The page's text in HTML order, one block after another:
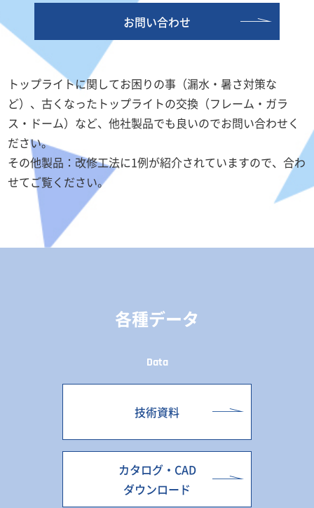
お問い合わせ
トップライトに関してお困りの事（漏水・暑さ対策な
ど）、古くなったトップライトの交換（フレーム・ガラ
ス・ドーム）など、他社製品でも良いのでお問い合わせく
ださい。
その他製品：改修工法に1例が紹介されていますので、合わ
せてご覧ください。
各種データ
Data
技術資料
カタログ・CAD
ダウンロード